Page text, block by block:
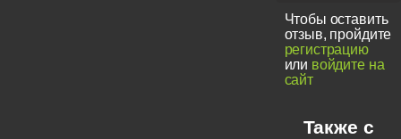
Чтобы оставить
отзыв, пройдите
регистрацию
или войдите на
сайт
Также с